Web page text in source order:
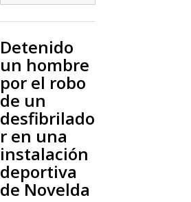
Detenido
un hombre
por el robo
de un
desfibrilado
r en una
instalación
deportiva
de Novelda